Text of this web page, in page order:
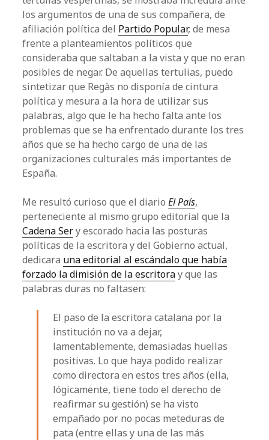
los argumentos de una de sus compañera, de
afiliación política del Partido Popular, de mesa
frente a planteamientos políticos que
consideraba que saltaban a la vista y que no eran
posibles de negar. De aquellas tertulias, puedo
sintetizar que Regàs no disponía de cintura
política y mesura a la hora de utilizar sus
palabras, algo que le ha hecho falta ante los
problemas que se ha enfrentado durante los tres
años que se ha hecho cargo de una de las
organizaciones culturales más importantes de
España.
Me resultó curioso que el diarioEl País,
perteneciente al mismo grupo editorial que la
Cadena Sery escorado hacia las posturas
políticas de la escritora y del Gobierno actual,
dedicara una editorial al escándalo que había
forzado la dimisión de la escritoray que las
palabras duras no faltasen:
El paso de la escritora catalana por la
institución no va a dejar,
lamentablemente, demasiadas huellas
positivas. Lo que haya podido realizar
como directora en estos tres años (ella,
lógicamente, tiene todo el derecho de
reafirmar su gestión) se ha visto
empañado por no pocas meteduras de
pata (entre ellas y una de las más